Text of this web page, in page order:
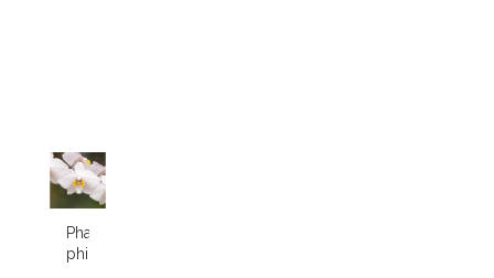
Phalaenopsis
philippinensis